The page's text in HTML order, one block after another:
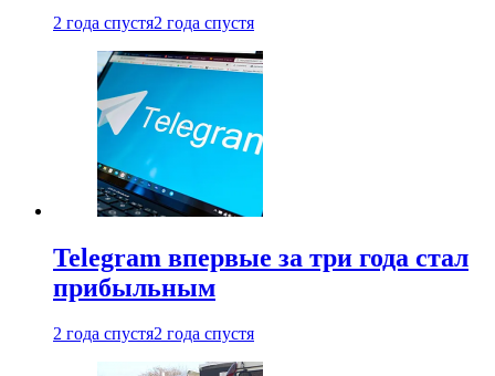
2 года спустя2 года спустя
Telegram впервые за три года стал
прибыльным
2 года спустя2 года спустя